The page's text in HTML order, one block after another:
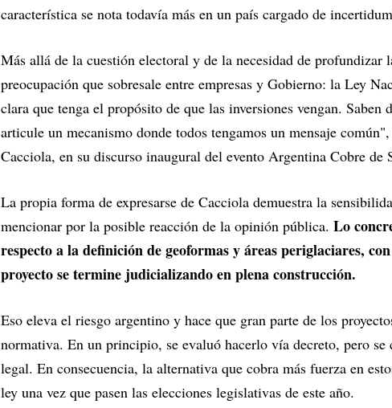
característica se nota todavía más en un país cargado de
Más allá de la cuestión electoral y de la necesidad de profundizar
preocupación que sobresale entre empresas y Gobierno: la Ley
clara que tenga el propósito de que las inversiones vengan. Saben
articule un mecanismo donde todos tengamos un mensaje
Cacciola, en su discurso inaugural del evento Argentina Cobre de
La propia forma de expresarse de Cacciola demuestra la
mencionar por la posible reacción de la opinión pública. Lo
respecto a la definición de geoformas y áreas periglaciares,
proyecto se termine judicializando en plena construcción.
Eso eleva el riesgo argentino y hace que gran parte de los
normativa. En un principio, se evaluó hacerlo vía decreto, pero
legal. En consecuencia, la alternativa que cobra más fuerza en
ley una vez que pasen las elecciones legislativas de este año.